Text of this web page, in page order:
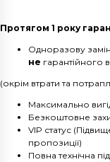
Протягом 1 року
Одноразову
не гарантійного
(окрім втрати та
Максимально
Безкоштовне
VIP статус
пропозиції)
Повна технічна